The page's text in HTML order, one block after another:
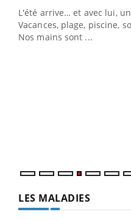
L'été arrive… et avec lui,
Vacances, plage, piscine,
Nos mains sont ...
LES MALADIES